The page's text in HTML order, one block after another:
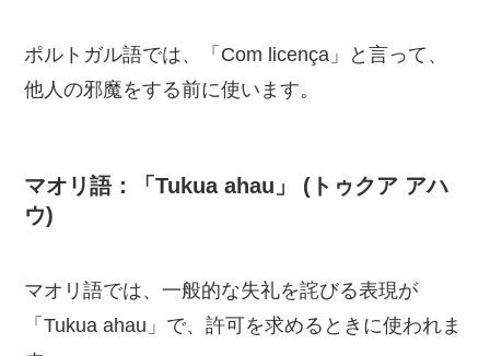
ポルトガル語では、「Com licença」と言って、
他人の邪魔をする前に使います。
マオリ語：「Tukua ahau」 (トゥクア アハ
ウ)
マオリ語では、一般的な失礼を詫びる表現が
「Tukua ahau」で、許可を求めるときに使われま